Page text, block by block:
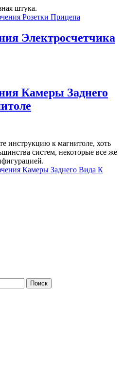
штука.
Розетки Прицепа
Электросчетчика
Камеры Заднего
инструкцию к магнитоле, хоть
систем, некоторые все же
Камеры Заднего Вида К